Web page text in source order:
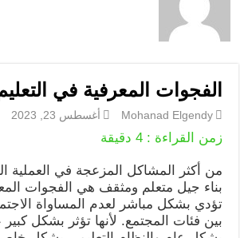
الفجوات المعرفية في
Mohanad Elgendy أغسطس 23, 2023
زمن القراءة : 4 دقيقة
من أكثر المشاكل المزعجة في العملية
بناء جيل متعلم ومثقف هي الفجوات
تؤدي بشكل مباشر لعدم المساواة
بين فئات المجتمع. لأنها تؤثر بشكل